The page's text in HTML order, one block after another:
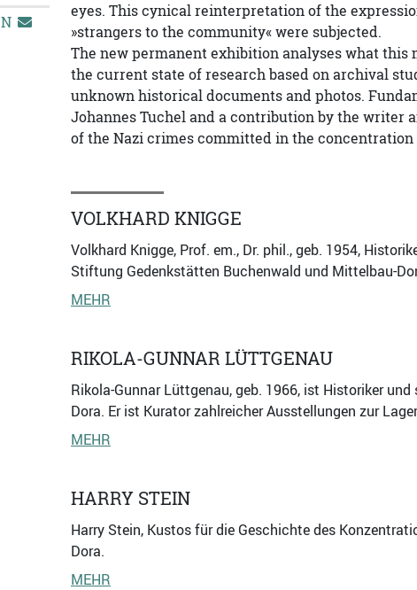
eyes. This cynical reinterpretation of the
»strangers to the community« were subjected.
The new permanent exhibition analyses what this
the current state of research based on archival
unknown historical documents and photos.
Johannes Tuchel and a contribution by the writer
of the Nazi crimes committed in the
VOLKHARD KNIGGE
Volkhard Knigge, Prof. em., Dr. phil., geb. 1954,
Stiftung Gedenkstätten Buchenwald und Mittelbau-
MEHR
RIKOLA-GUNNAR LÜTTGENAU
Rikola-Gunnar Lüttgenau, geb. 1966, ist Historiker
Dora. Er ist Kurator zahlreicher Ausstellungen zur
MEHR
HARRY STEIN
Harry Stein, Kustos für die Geschichte des
Dora.
MEHR